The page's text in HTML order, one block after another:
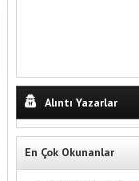
Alıntı Yazarlar
En Çok Okunanlar